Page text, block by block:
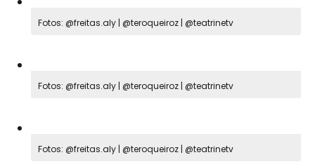
Fotos: @freitas.aly | @teroqueiroz | @teatrinetv
Fotos: @freitas.aly | @teroqueiroz | @teatrinetv
Fotos: @freitas.aly | @teroqueiroz | @teatrinetv